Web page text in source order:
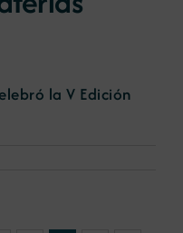
la V Edición